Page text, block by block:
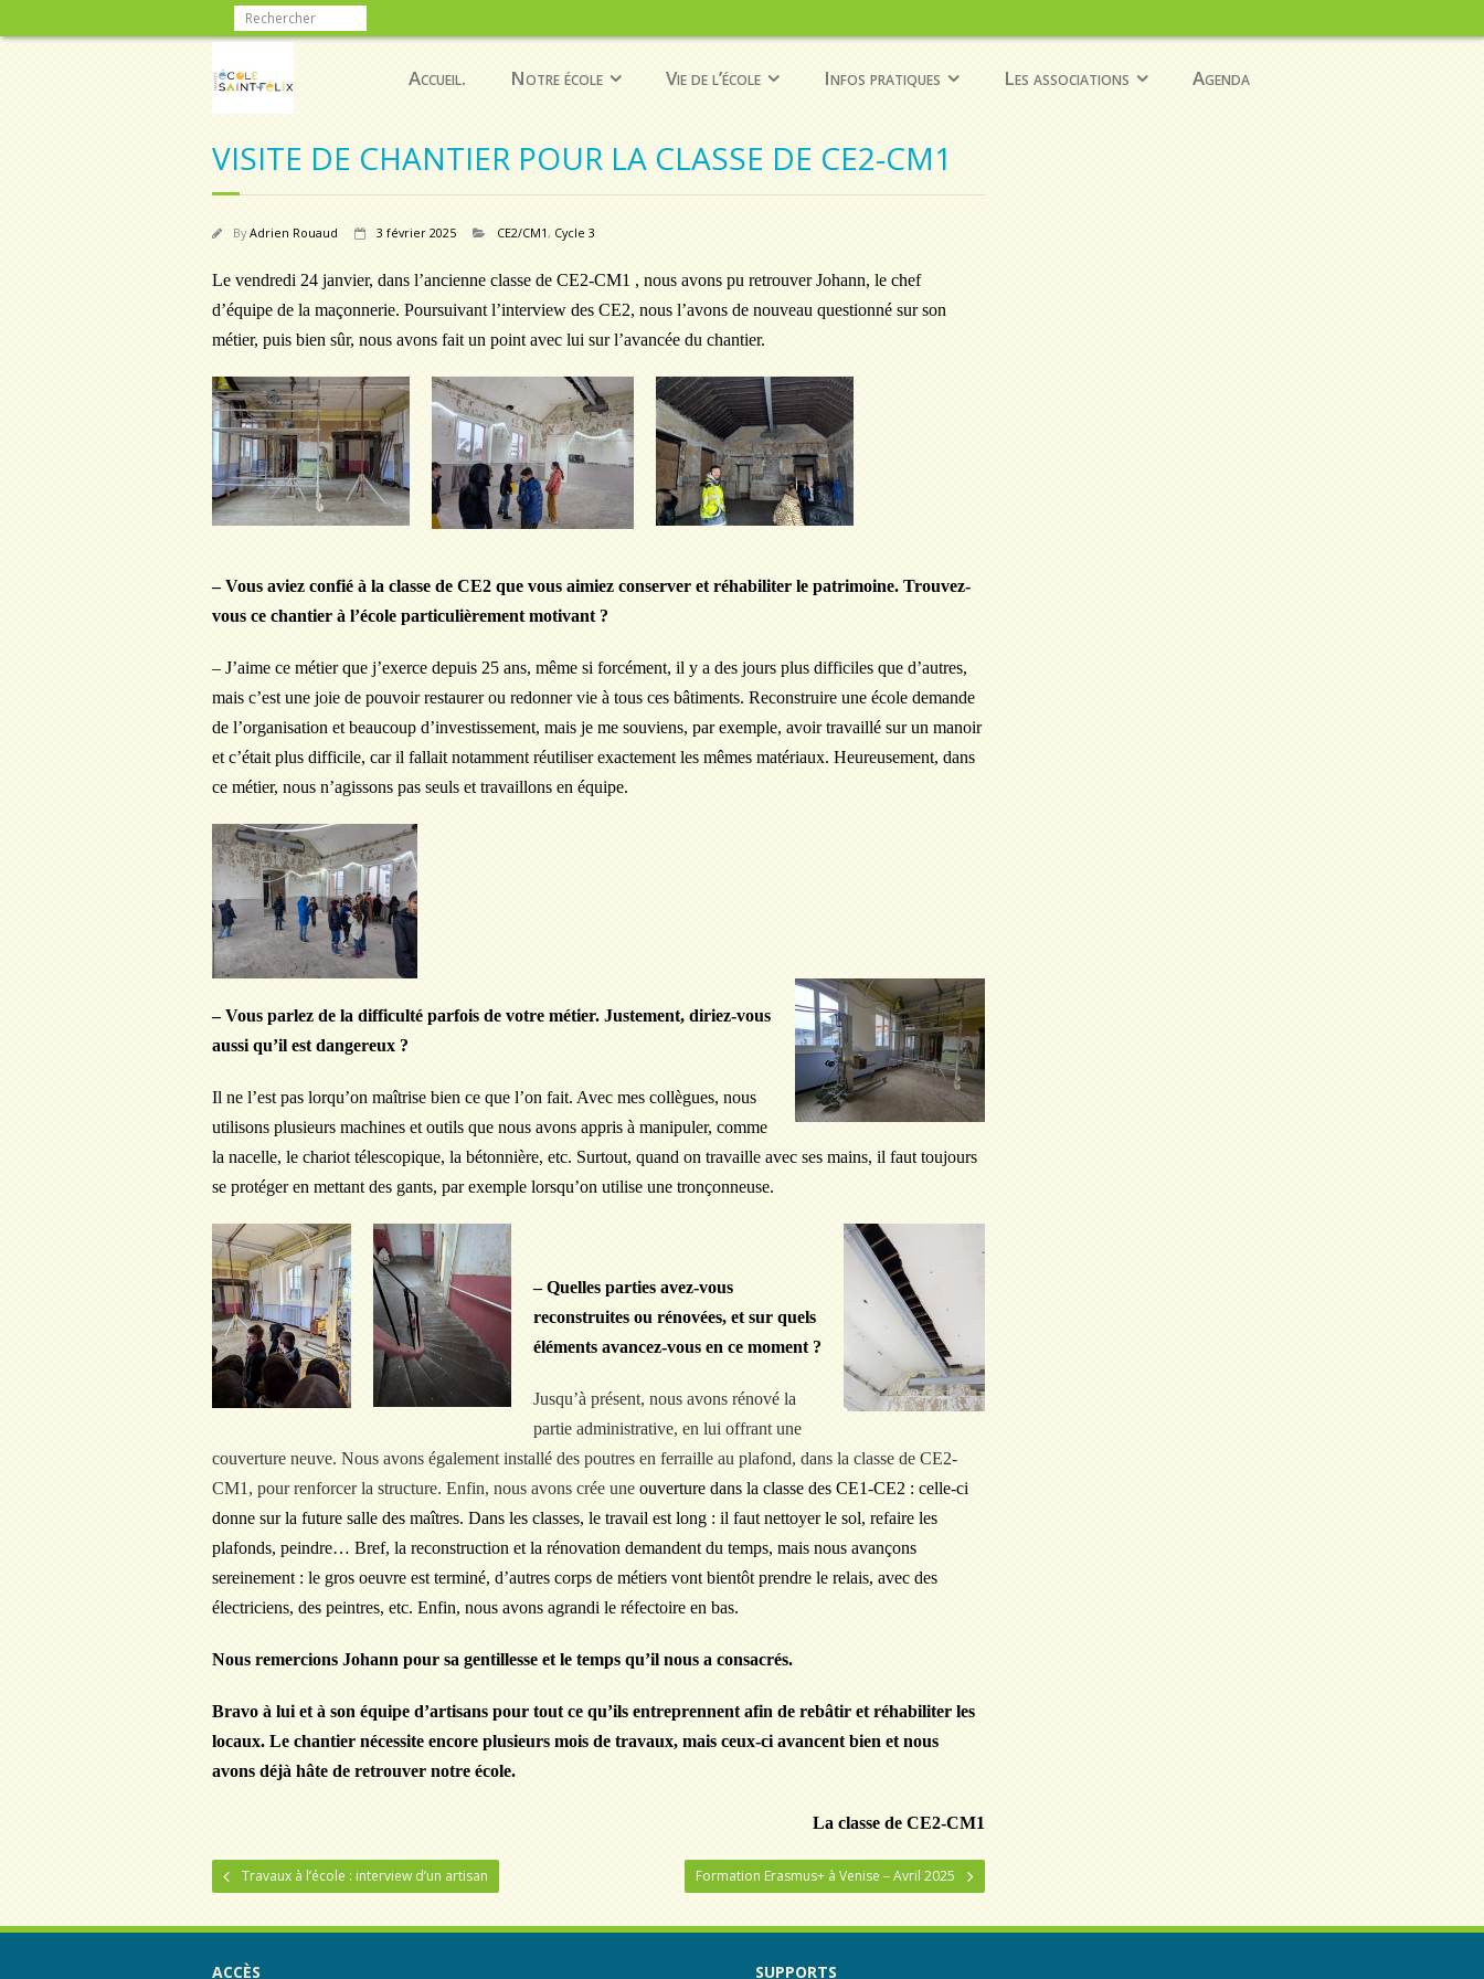
Accueil. Notre école Vie de l’école Infos pratiques Les associations Agenda
VISITE DE CHANTIER POUR LA CLASSE DE CE2-CM1
ByAdrien Rouaud 3 février 2025 CE2/CM1, Cycle 3
Le vendredi 24 janvier, dans l’ancienne classe de CE2-CM1 , nous avons pu retrouver Johann, le chef
d’équipe de la maçonnerie. Poursuivant l’interview des CE2, nous l’avons de nouveau questionné sur son
métier, puis bien sûr, nous avons fait un point avec lui sur l’avancée du chantier.
– Vous aviez confié à la classe de CE2 que vous aimiez conserver et réhabiliter le patrimoine. Trouvez-
vous ce chantier à l’école particulièrement motivant ?
– J’aime ce métier que j’exerce depuis 25 ans, même si forcément, il y a des jours plus difficiles que d’autres,
mais c’est une joie de pouvoir restaurer ou redonner vie à tous ces bâtiments. Reconstruire une école demande
de l’organisation et beaucoup d’investissement, mais je me souviens, par exemple, avoir travaillé sur un manoir
et c’était plus difficile, car il fallait notamment réutiliser exactement les mêmes matériaux. Heureusement, dans
ce métier, nous n’agissons pas seuls et travaillons en équipe.
– Vous parlez de la difficulté parfois de votre métier. Justement, diriez-vous
aussi qu’il est dangereux ?
Il ne l’est pas lorqu’on maîtrise bien ce que l’on fait. Avec mes collègues, nous
utilisons plusieurs machines et outils que nous avons appris à manipuler, comme
la nacelle, le chariot télescopique, la bétonnière, etc. Surtout, quand on travaille avec ses mains, il faut toujours
se protéger en mettant des gants, par exemple lorsqu’on utilise une tronçonneuse.
– Quelles parties avez-vous
reconstruites ou rénovées, et sur quels
éléments avancez-vous en ce moment ?
Jusqu’à présent, nous avons rénové la
partie administrative, en lui offrant une
couverture neuve. Nous avons également installé des poutres en ferraille au plafond, dans la classe de CE2-
CM1, pour renforcer la structure. Enfin, nous avons crée une ouverture dans la classe des CE1-CE2 : celle-ci
donne sur la future salle des maîtres. Dans les classes, le travail est long : il faut nettoyer le sol, refaire les
plafonds, peindre… Bref, la reconstruction et la rénovation demandent du temps, mais nous avançons
sereinement : le gros oeuvre est terminé, d’autres corps de métiers vont bientôt prendre le relais, avec des
électriciens, des peintres, etc. Enfin, nous avons agrandi le réfectoire en bas.
Nous remercions Johann pour sa gentillesse et le temps qu’il nous a consacrés.
Bravo à lui et à son équipe d’artisans pour tout ce qu’ils entreprennent afin de rebâtir et réhabiliter les
locaux. Le chantier nécessite encore plusieurs mois de travaux, mais ceux-ci avancent bien et nous
avons déjà hâte de retrouver notre école.
La classe de CE2-CM1
Travaux à l’école : interview d’un artisan Formation Erasmus+ à Venise – Avril 2025
ACCÈS SUPPORTS